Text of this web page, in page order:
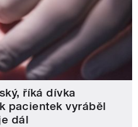
říká dívka
pacientek vyráběl
dál